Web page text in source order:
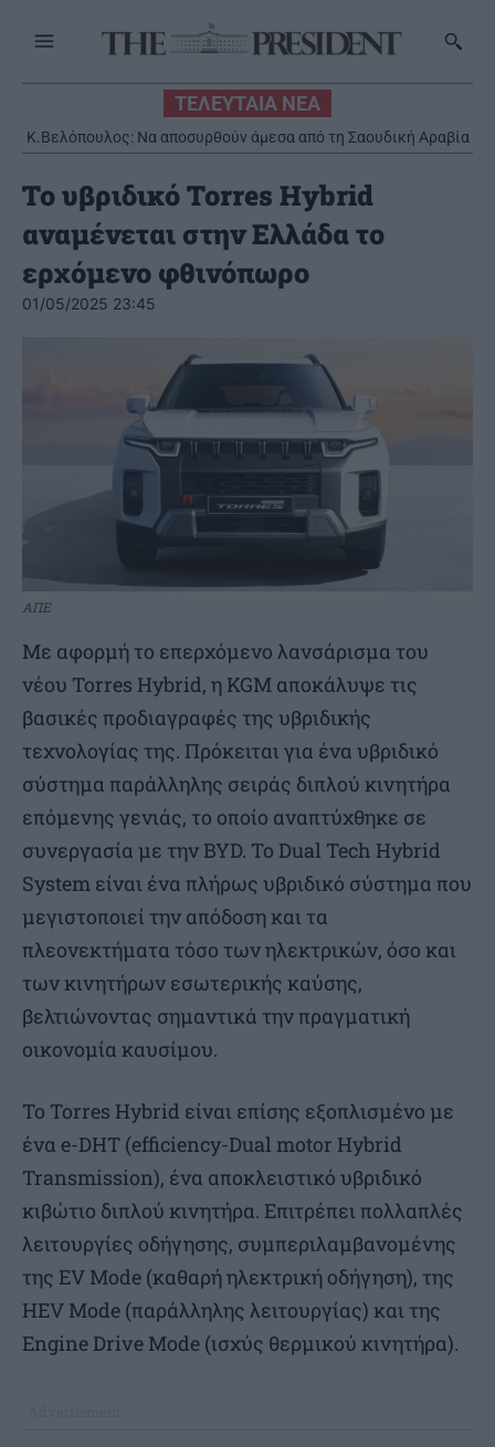
ΤΕΛΕΥΤΑΙΑ ΝΕΑ
Κ.Βελόπουλος: Να αποσυρθούν άμεσα από τη Σαουδική Αραβία
οι ελληνικοί Patriot
Το υβριδικό Torres Hybrid
αναμένεται στην Ελλάδα το
ερχόμενο φθινόπωρο
01/05/2025 23:45
ΑΠΕ
Με αφορμή το επερχόμενο λανσάρισμα του
νέου Torres Hybrid, η KGM αποκάλυψε τις
βασικές προδιαγραφές της υβριδικής
τεχνολογίας της. Πρόκειται για ένα υβριδικό
σύστημα παράλληλης σειράς διπλού κινητήρα
επόμενης γενιάς, το οποίο αναπτύχθηκε σε
συνεργασία με την BYD. Το Dual Tech Hybrid
System είναι ένα πλήρως υβριδικό σύστημα που
μεγιστοποιεί την απόδοση και τα
πλεονεκτήματα τόσο των ηλεκτρικών, όσο και
των κινητήρων εσωτερικής καύσης,
βελτιώνοντας σημαντικά την πραγματική
οικονομία καυσίμου.
Το Torres Hybrid είναι επίσης εξοπλισμένο με
ένα e-DHT (efficiency-Dual motor Hybrid
Transmission), ένα αποκλειστικό υβριδικό
κιβώτιο διπλού κινητήρα. Επιτρέπει πολλαπλές
λειτουργίες οδήγησης, συμπεριλαμβανομένης
της EV Mode (καθαρή ηλεκτρική οδήγηση), της
HEV Mode (παράλληλης λειτουργίας) και της
Engine Drive Mode (ισχύς θερμικού κινητήρα).